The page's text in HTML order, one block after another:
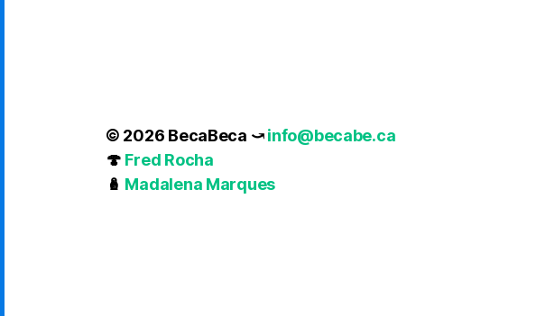
© 2026 BecaBeca ⤻info@becabe.ca
🍄 Fred Rocha
🪆 Madalena Marques